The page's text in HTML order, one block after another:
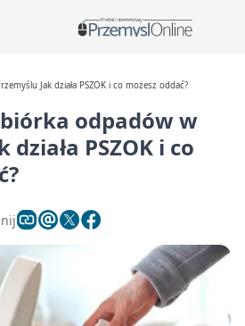
Jak działa PSZOK i co możesz oddać?
odpadów w
działa PSZOK i co